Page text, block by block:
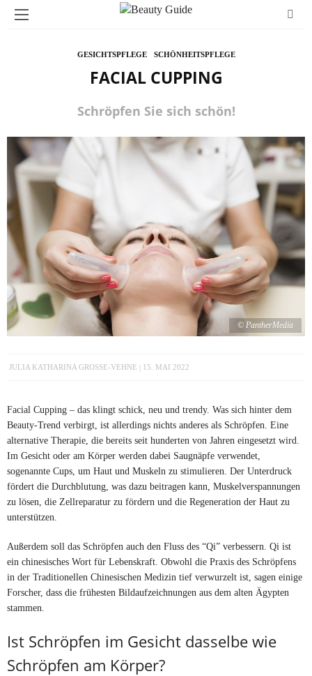
GESICHTSPFLEGE SCHÖNHEITSPFLEGE
FACIAL CUPPING
Schröpfen Sie sich schön!
© PantherMedia
JULIA KATHARINA GROSSE-VEHNE 15. MAI 2022
Facial Cupping – das klingt schick, neu und trendy. Was sich hinter dem
Beauty-Trend verbirgt, ist allerdings nichts anderes als Schröpfen. Eine
alternative Therapie, die bereits seit hunderten von Jahren eingesetzt wird.
Im Gesicht oder am Körper werden dabei Saugnäpfe verwendet,
sogenannte Cups, um Haut und Muskeln zu stimulieren. Der Unterdruck
fördert die Durchblutung, was dazu beitragen kann, Muskelverspannungen
zu lösen, die Zellreparatur zu fördern und die Regeneration der Haut zu
unterstützen.
Außerdem soll das Schröpfen auch den Fluss des “Qi” verbessern. Qi ist
ein chinesisches Wort für Lebenskraft. Obwohl die Praxis des Schröpfens
in der Traditionellen Chinesischen Medizin tief verwurzelt ist, sagen einige
Forscher, dass die frühesten Bildaufzeichnungen aus dem alten Ägypten
stammen.
Ist Schröpfen im Gesicht dasselbe wie
Schröpfen am Körper?